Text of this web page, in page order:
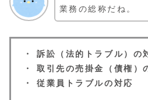
業務の総称だね。
・ 訴訟（法的トラブル）の
・ 取引先の売掛金（債権）
・ 従業員トラブルの対応